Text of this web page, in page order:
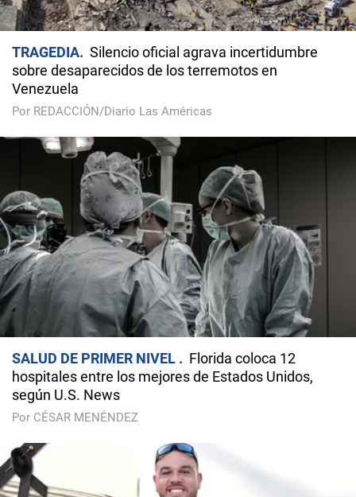
TRAGEDIA
Silencio oficial agrava incertidumbre
sobre desaparecidos de los terremotos en
Venezuela
Por REDACCIÓN/Diario Las Américas
SALUD DE PRIMER NIVEL
Florida coloca 12
hospitales entre los mejores de Estados Unidos,
según U.S. News
Por CÉSAR MENÉNDEZ